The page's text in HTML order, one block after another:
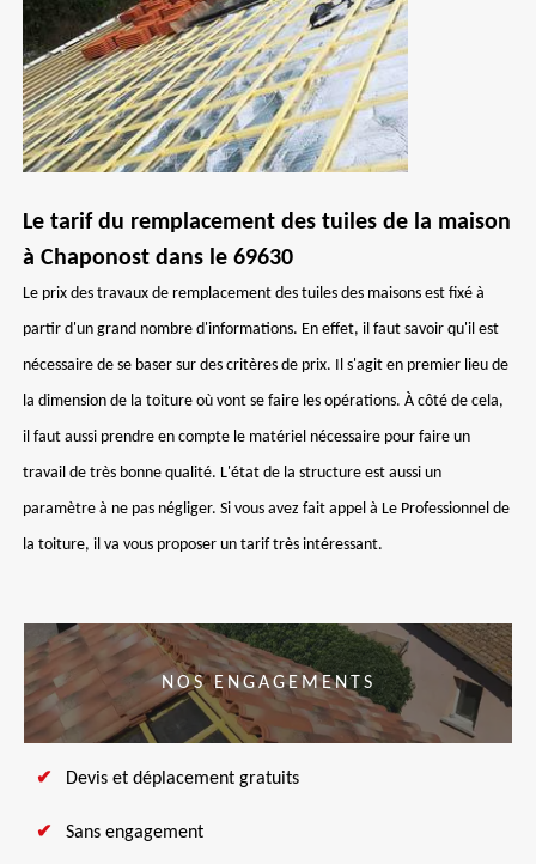
Le tarif du remplacement des tuiles de la maison
à Chaponost dans le 69630
Le prix des travaux de remplacement des tuiles des maisons est fixé à
partir d'un grand nombre d'informations. En effet, il faut savoir qu'il est
nécessaire de se baser sur des critères de prix. Il s'agit en premier lieu de
la dimension de la toiture où vont se faire les opérations. À côté de cela,
il faut aussi prendre en compte le matériel nécessaire pour faire un
travail de très bonne qualité. L'état de la structure est aussi un
paramètre à ne pas négliger. Si vous avez fait appel à Le Professionnel de
la toiture, il va vous proposer un tarif très intéressant.
NOS ENGAGEMENTS
Devis et déplacement gratuits
Sans engagement